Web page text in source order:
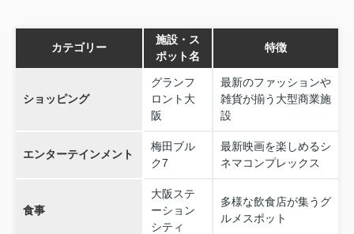
カテゴリー
施設・ス
ポット名
特徴
ショッピング
グランフ
ロント大
阪
最新のファッションや
雑貨が揃う大型商業施
設
エンターテインメント
梅田ブル
ク7
最新映画を楽しめるシ
ネマコンプレックス
食事
大阪ステ
ーション
シティ
多様な飲食店が集うグ
ルメスポット